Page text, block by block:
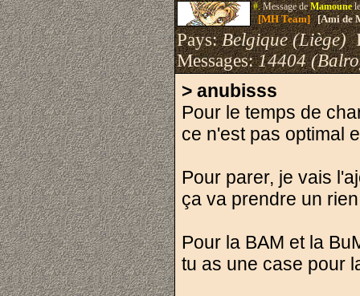
#.Message deMamoune
[MH Team][Ami de
Pays:Belgique (Liège)
Messages:14404
> anubisss
Pour le temps de
ce n'est pas optimal
Pour parer, je vais
ça va prendre un
Pour la BAM et la
tu as une case pour